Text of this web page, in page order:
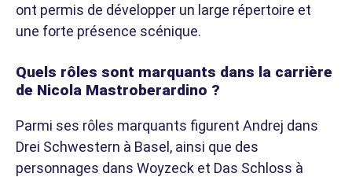
ont permis de développer un large répertoire et
une forte présence scénique.
Quels rôles sont marquants dans la carrière
de Nicola Mastroberardino ?
Parmi ses rôles marquants figurent Andrej dans
Drei Schwestern à Basel, ainsi que des
personnages dans Woyzeck et Das Schloss à